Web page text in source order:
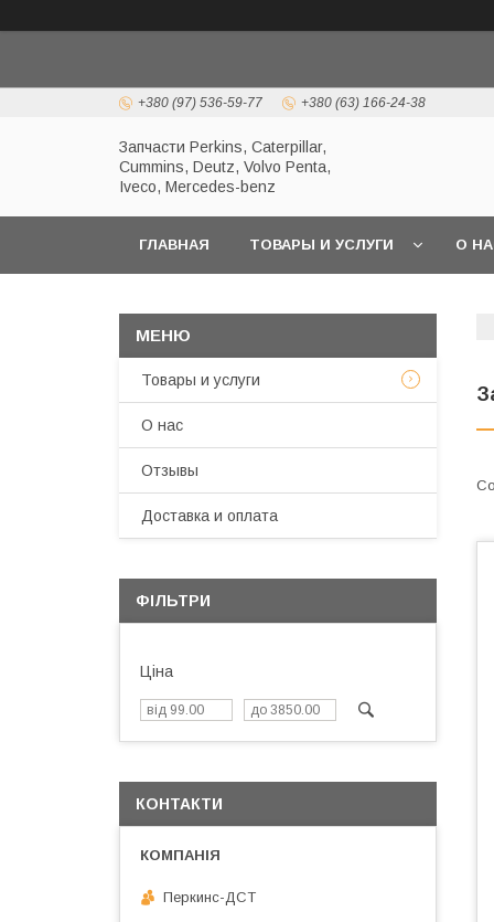
+380 (97) 536-59-77 +380 (63) 166-24-38
Запчасти Perkins, Caterpillar,
Cummins, Deutz, Volvo Penta,
Iveco, Mercedes-benz
ГЛАВНАЯ ТОВАРЫ И УСЛУГИ О
Товары и услуги
О нас
Отзывы
Доставка и оплата
ФІЛЬТРИ
Ціна
КОНТАКТИ
Перкинс-ДСТ